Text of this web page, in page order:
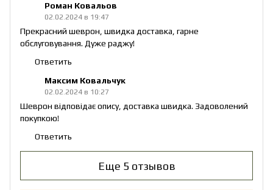
Роман Ковальов
02.02.2024 в 19:47
Прекрасний шеврон, швидка доставка, гарне
обслуговування. Дуже раджу!
Ответить
Максим Ковальчук
02.02.2024 в 10:27
Шеврон відповідає опису, доставка швидка. Задоволений
покупкою!
Ответить
Еще 5 отзывов